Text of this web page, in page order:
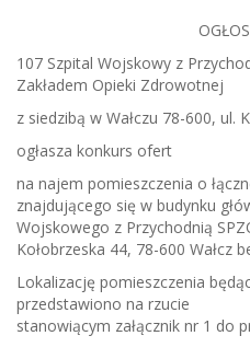
107 Szpital Wojskowy z
Zakładem Opieki Zdrowotnej
z siedzibą w Wałczu 78-600, ul.
ogłasza konkurs ofert
na najem pomieszczenia o
znajdującego się w budynku
Wojskowego z Przychodnią
Kołobrzeska 44, 78-600 Wałcz
Lokalizację pomieszczenia
przedstawiono na rzucie
stanowiącym załącznik nr 1 do